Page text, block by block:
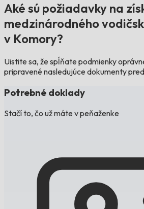
Aké sú požiadavky na
medzinárodného
v Komory?
Uistite sa, že spĺňate podmienky
pripravené nasledujúce dokumenty
Potrebné doklady
Stačí to, čo už máte v peňaženke